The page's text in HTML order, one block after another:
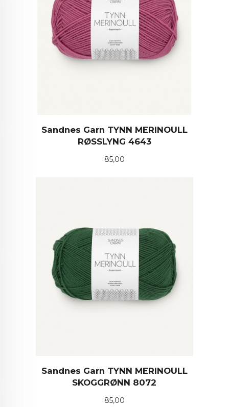
Sandnes Garn TYNN MERINOULL
RØSSLYNG 4643
Pris
85,00
Sandnes Garn TYNN MERINOULL
SKOGGRØNN 8072
Pris
85,00